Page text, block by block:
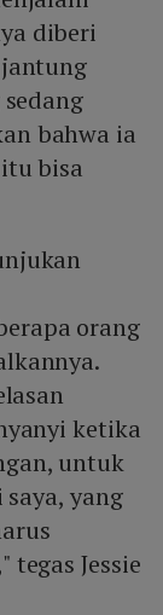
diberi
bahwa ia
bisa
orang
ketika
untuk
yang
tegas Jessie